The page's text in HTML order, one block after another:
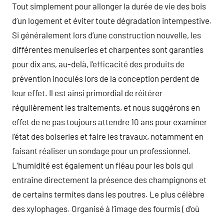
Tout simplement pour allonger la durée de vie des bois
d’un logement et éviter toute dégradation intempestive.
Si généralement lors d’une construction nouvelle, les
différentes menuiseries et charpentes sont garanties
pour dix ans, au-delà, l’efficacité des produits de
prévention inoculés lors de la conception perdent de
leur effet. Il est ainsi primordial de réitérer
régulièrement les traitements, et nous suggérons en
effet de ne pas toujours attendre 10 ans pour examiner
l’état des boiseries et faire les travaux, notamment en
faisant réaliser un sondage pour un professionnel.
L’humidité est également un fléau pour les bois qui
entraîne directement la présence des champignons et
de certains termites dans les poutres. Le plus célèbre
des xylophages. Organisé à l’image des fourmis ( d’où